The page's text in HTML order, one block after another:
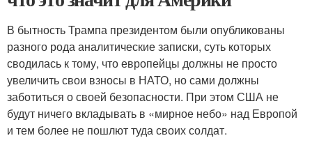
В бытность Трампа президентом были опубликованы
разного рода аналитические записки, суть которых
сводилась к тому, что европейцы должны не просто
увеличить свои взносы в НАТО, но сами должны
заботиться о своей безопасности. При этом США не
будут ничего вкладывать в «мирное небо» над Европой
и тем более не пошлют туда своих солдат.